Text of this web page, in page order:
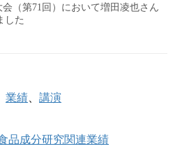
（第71回）において増田凌也さん
した
業績 講演
品成分研究関連業績